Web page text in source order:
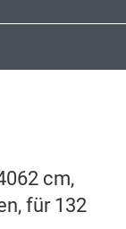
cm,
für 132